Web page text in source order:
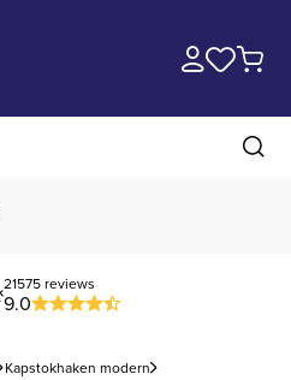
21575 reviews
9.0
Kapstokhaken modern